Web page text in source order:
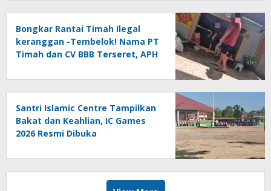
Bongkar Rantai Timah Ilegal
keranggan -Tembelok! Nama PT
Timah dan CV BBB Terseret, APH
Santri Islamic Centre Tampilkan
Bakat dan Keahlian, IC Games
2026 Resmi Dibuka